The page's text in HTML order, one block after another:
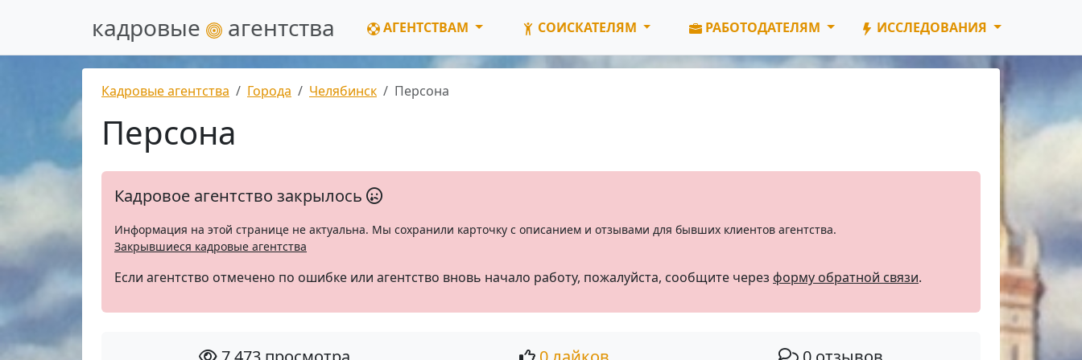
кадровые агентства АГЕНТСТВАМ СОИСКАТЕЛЯМ РАБОТОДАТЕЛЯМ ИССЛЕДОВАНИЯ
Кадровые агентства Города Челябинск Персона
Персона
Кадровое агентство закрылось
Информация на этой странице не актуальна. Мы сохранили карточку с описанием и отзывами для бывших клиентов агентства.
Закрывшиеся кадровые агентства
Если агентство отмечено по ошибке или агентство вновь начало работу, пожалуйста, сообщите через форму обратной связи.